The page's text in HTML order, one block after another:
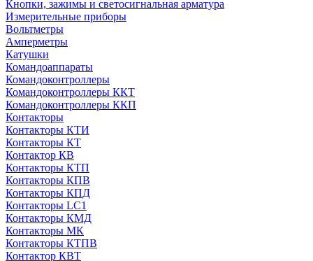
Кнопки, зажимы и светосигнальная арматура
Измерительные приборы
Вольтметры
Амперметры
Катушки
Командоаппараты
Командоконтроллеры
Командоконтроллеры ККТ
Командоконтроллеры ККП
Контакторы
Контакторы КТИ
Контакторы КТ
Контактор КВ
Контакторы КТП
Контакторы КПВ
Контакторы КПД
Контакторы LC1
Контакторы КМД
Контакторы МК
Контакторы КТПВ
Контактор КВТ